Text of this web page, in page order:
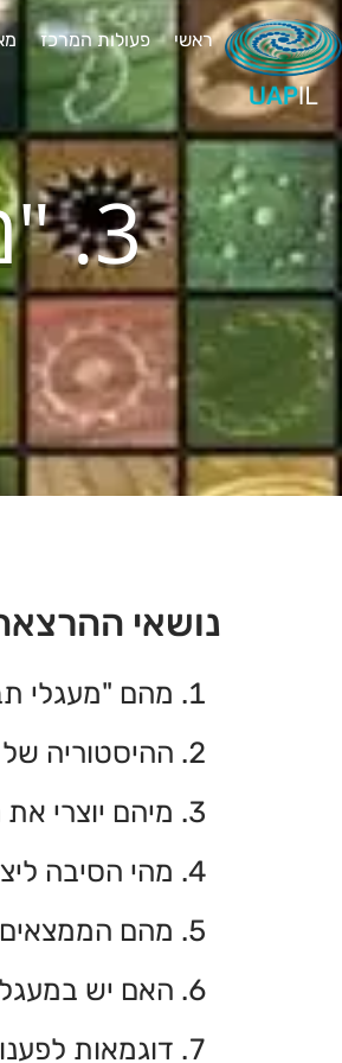
ראשי פעולות המרכז
3.
נושאי
מהם "מעגלי
ההיסטוריה
מיהם יוצרי
מהי הסיבה
מהם הממצאים
האם יש
דוגמאות